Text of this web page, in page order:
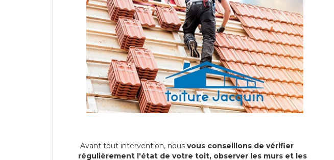
Avant tout intervention, nous vous conseillons de vérifier
régulièrement l'état de votre toit, observer les murs et les